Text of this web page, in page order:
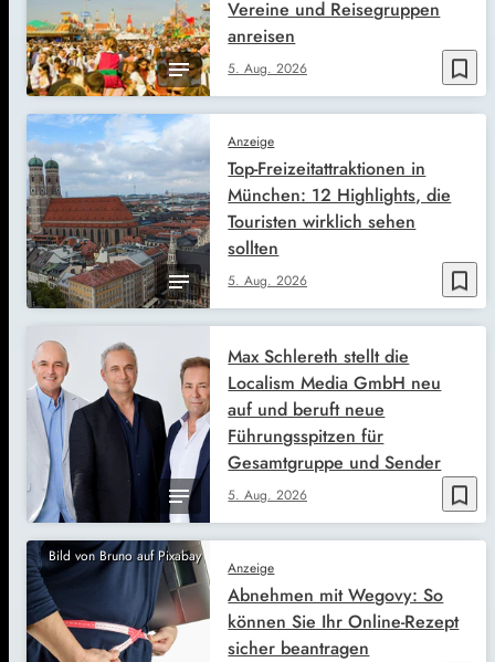
bookmark_border
5. Aug. 2026
Vereine und Reisegruppen
anreisen
bookmark_border
Anzeige
5. Aug. 2026
Top-Freizeitattraktionen in
München: 12 Highlights, die
Touristen wirklich sehen
sollten
bookmark_border
5. Aug. 2026
Max Schlereth stellt die
Localism Media GmbH neu
auf und beruft neue
Führungsspitzen für
Gesamtgruppe und Sender
Bild von Bruno auf Pixabay
Anzeige
Abnehmen mit Wegovy: So
können Sie Ihr Online-Rezept
sicher beantragen